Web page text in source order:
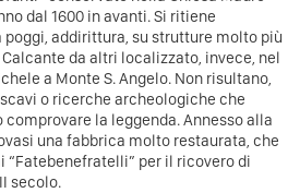
dal 1600 in avanti. Si ritiene
addirittura, su strutture molto più
da altri localizzato, invece, nel
a Monte S. Angelo. Non risultano,
o ricerche archeologiche che
la leggenda. Annesso alla
una fabbrica molto restaurata, che
“Fatebenefratelli” per il ricovero di
secolo.